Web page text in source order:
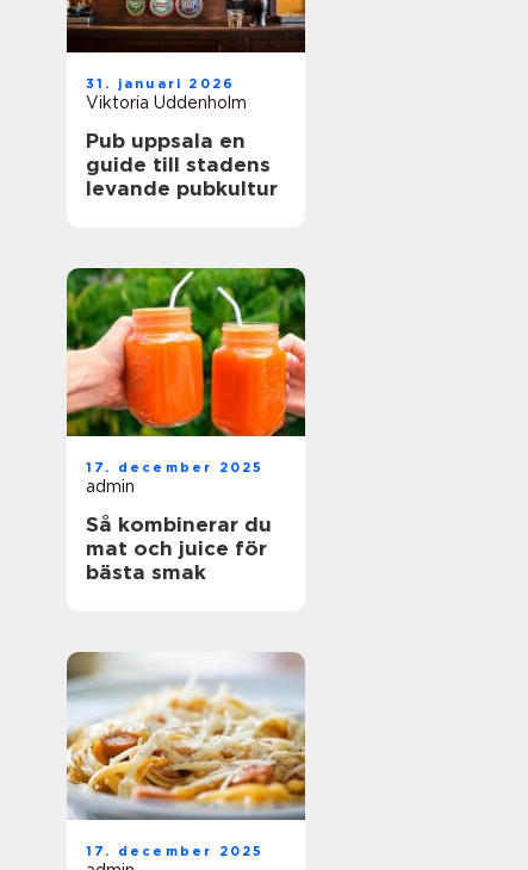
31. januari 2026
Viktoria Uddenholm
Pub uppsala en
guide till stadens
levande pubkultur
17. december 2025
admin
Så kombinerar du
mat och juice för
bästa smak
17. december 2025